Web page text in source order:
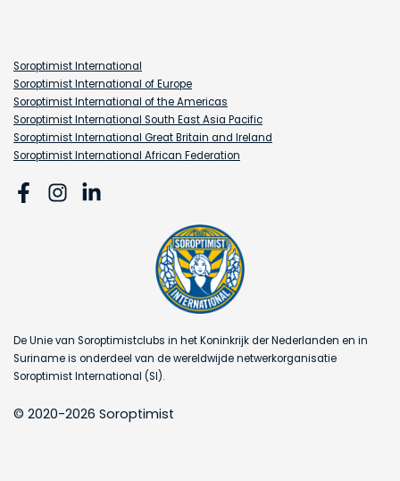
Soroptimist International
Soroptimist International of Europe
Soroptimist International of the Americas
Soroptimist International South East Asia Pacific
Soroptimist International Great Britain and Ireland
Soroptimist International African Federation
De Unie van Soroptimistclubs in het Koninkrijk der Nederlanden en in
Suriname is onderdeel van de wereldwijde netwerkorganisatie
Soroptimist International (SI).
© 2020-2026 Soroptimist